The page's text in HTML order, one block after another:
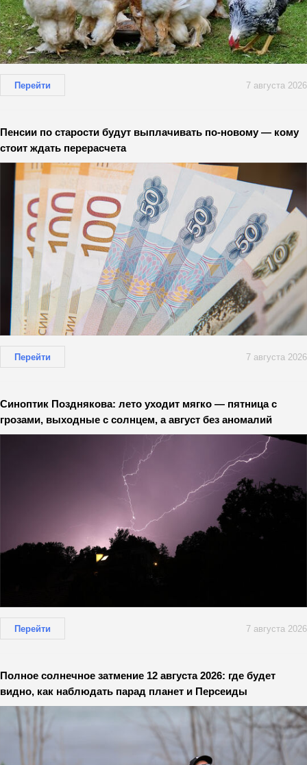
Перейти 7 августа 2026
Пенсии по старости будут выплачивать по-новому — кому
стоит ждать перерасчета
Перейти 7 августа 2026
Синоптик Позднякова: лето уходит мягко — пятница с
грозами, выходные с солнцем, а август без аномалий
Перейти 7 августа 2026
Полное солнечное затмение 12 августа 2026: где будет
видно, как наблюдать парад планет и Персеиды